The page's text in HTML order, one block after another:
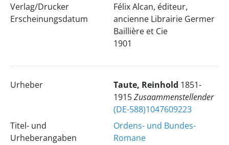
Verlag/Drucker
Erscheinungsdatum
Félix Alcan, éditeur,
ancienne Librairie Germer
Baillière et Cie
1901
Urheber Taute, Reinhold 1851-
1915Zusaammenstellender
(DE-588)1047609223
Titel- und
Urheberangaben
Ordens- und Bundes-
Romane